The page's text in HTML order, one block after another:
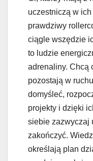
uczestniczą w
prawdziwy
ciągle wszędzie
to ludzie
adrenaliny. Chcą
pozostają w
domyśleć,
projekty i dzięki
siebie zazwyczaj
zakończyć.
określają plan